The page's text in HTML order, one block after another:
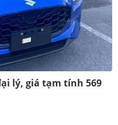
lý, giá tạm tính 569